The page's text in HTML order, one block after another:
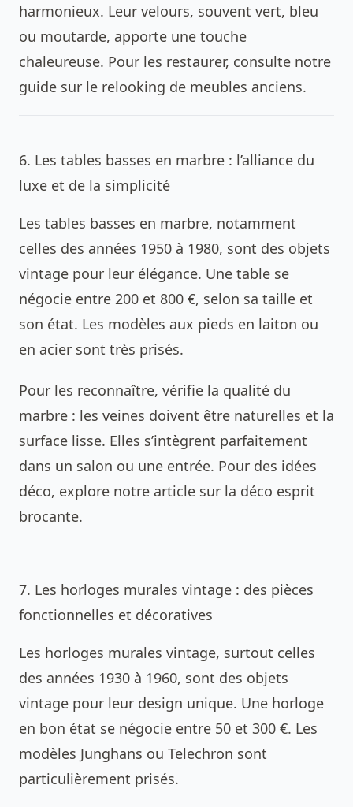
harmonieux. Leur velours, souvent vert, bleu
ou moutarde, apporte une touche
chaleureuse. Pour les restaurer, consulte notre
guide sur le relooking de meubles anciens.
6. Les tables basses en marbre : l’alliance du
luxe et de la simplicité
Les tables basses en marbre, notamment
celles des années 1950 à 1980, sont des objets
vintage pour leur élégance. Une table se
négocie entre 200 et 800 €, selon sa taille et
son état. Les modèles aux pieds en laiton ou
en acier sont très prisés.
Pour les reconnaître, vérifie la qualité du
marbre : les veines doivent être naturelles et la
surface lisse. Elles s’intègrent parfaitement
dans un salon ou une entrée. Pour des idées
déco, explore notre article sur la déco esprit
brocante.
7. Les horloges murales vintage : des pièces
fonctionnelles et décoratives
Les horloges murales vintage, surtout celles
des années 1930 à 1960, sont des objets
vintage pour leur design unique. Une horloge
en bon état se négocie entre 50 et 300 €. Les
modèles Junghans ou Telechron sont
particulièrement prisés.